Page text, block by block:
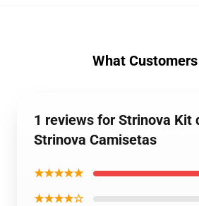
What
1 reviews for Strinova Kit
Strinova Camisetas
★★★★★
★★★★☆